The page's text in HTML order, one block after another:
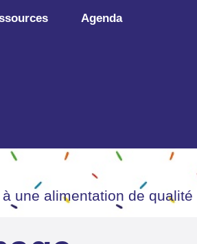
Agenda
une alimentation de qualité